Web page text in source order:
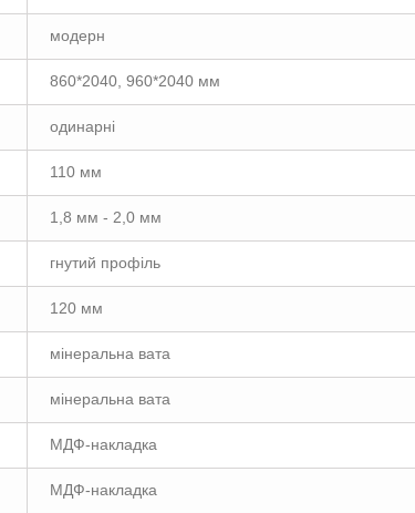
модерн
860*2040, 960*2040 мм
одинарні
110 мм
1,8 мм - 2,0 мм
гнутий профіль
120 мм
мінеральна вата
мінеральна вата
МДФ-накладка
МДФ-накладка